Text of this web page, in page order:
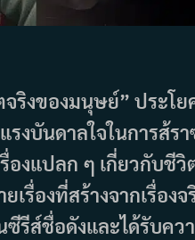
ริงของมนุษย์” ประโ
งบันดาลใจในการส้ร
องแปลก ๆ เกี่ยวกับ
รื่องที่สร้างจากเรื่องจ
ซีรีส์ชื่อดังและได้รับค